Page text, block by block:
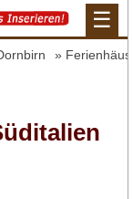
☰